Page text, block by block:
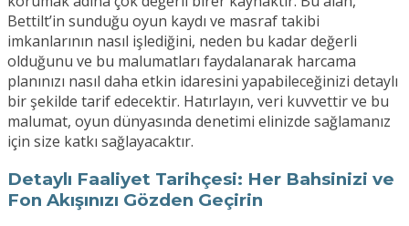
Bettilt’in sunduğu oyun kaydı ve masraf takibi
imkanlarının nasıl işlediğini, neden bu kadar değerli
olduğunu ve bu malumatları faydalanarak harcama
planınızı nasıl daha etkin idaresini yapabileceğinizi detaylı
bir şekilde tarif edecektir. Hatırlayın, veri kuvvettir ve bu
malumat, oyun dünyasında denetimi elinizde sağlamanız
için size katkı sağlayacaktır.
Detaylı Faaliyet Tarihçesi: Her Bahsinizi ve
Fon Akışınızı Gözden Geçirin